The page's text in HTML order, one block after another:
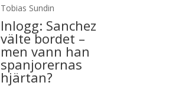
Tobias Sundin
Inlogg: Sanchez
välte bordet –
men vann han
spanjorernas
hjärtan?